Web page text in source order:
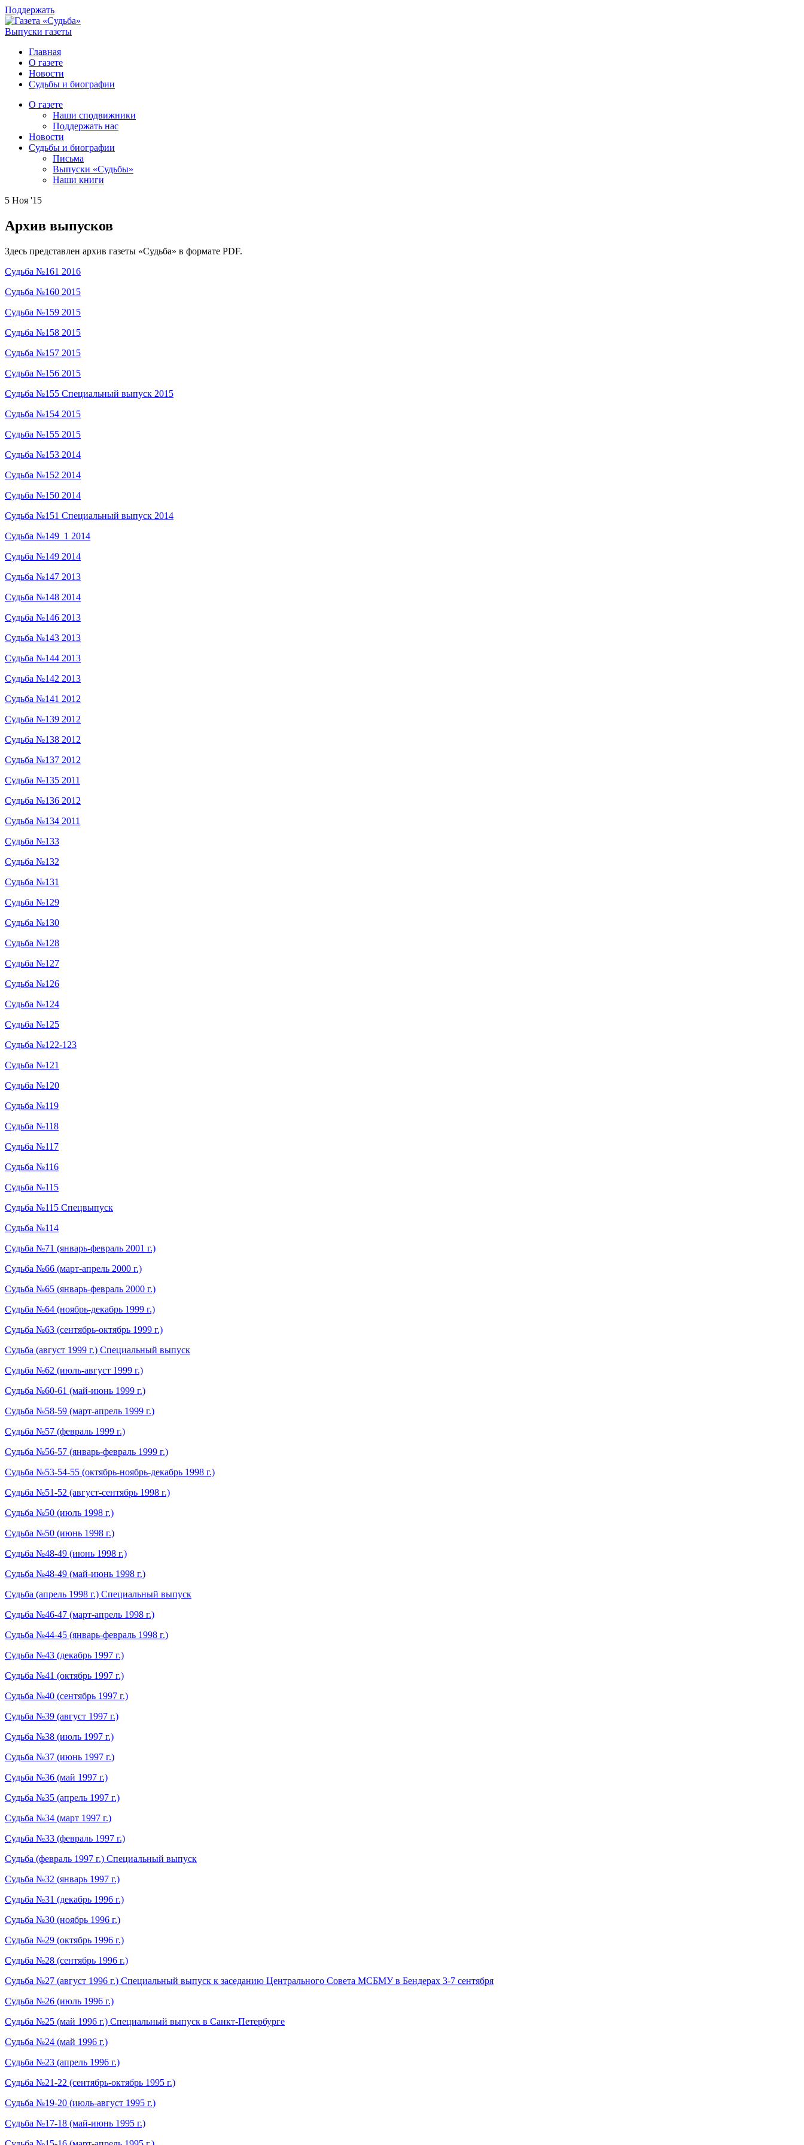
Поддержать
Выпуски газеты
Главная
О газете
Новости
Судьбы и биографии
О газете
Наши сподвижники
Поддержать нас
Новости
Судьбы и биографии
Письма
Выпуски «Судьбы»
Наши книги
5 Ноя '15
Архив выпусков
Здесь представлен архив газеты «Судьба» в формате PDF.
Судьба №161 2016
Судьба №160 2015
Судьба №159 2015
Судьба №158 2015
Судьба №157 2015
Судьба №156 2015
Судьба №155 Специальный выпуск 2015
Судьба №154 2015
Судьба №155 2015
Судьба №153 2014
Судьба №152 2014
Судьба №150 2014
Судьба №151 Специальный выпуск 2014
Судьба №149_1 2014
Судьба №149 2014
Судьба №147 2013
Судьба №148 2014
Судьба №146 2013
Судьба №143 2013
Судьба №144 2013
Судьба №142 2013
Судьба №141 2012
Судьба №139 2012
Судьба №138 2012
Судьба №137 2012
Судьба №135 2011
Судьба №136 2012
Судьба №134 2011
Судьба №133
Судьба №132
Судьба №131
Судьба №129
Судьба №130
Судьба №128
Судьба №127
Судьба №126
Судьба №124
Судьба №125
Судьба №122-123
Судьба №121
Судьба №120
Судьба №119
Судьба №118
Судьба №117
Судьба №116
Судьба №115
Судьба №115 Спецвыпуск
Судьба №114
Судьба №71 (январь-февраль 2001 г.)
Судьба №66 (март-апрель 2000 г.)
Судьба №65 (январь-февраль 2000 г.)
Судьба №64 (ноябрь-декабрь 1999 г.)
Судьба №63 (сентябрь-октябрь 1999 г.)
Судьба (август 1999 г.) Специальный выпуск
Судьба №62 (июль-август 1999 г.)
Судьба №60-61 (май-июнь 1999 г.)
Судьба №58-59 (март-апрель 1999 г.)
Судьба №57 (февраль 1999 г.)
Судьба №56-57 (январь-февраль 1999 г.)
Судьба №53-54-55 (октябрь-ноябрь-декабрь 1998 г.)
Судьба №51-52 (август-сентябрь 1998 г.)
Судьба №50 (июль 1998 г.)
Судьба №50 (июнь 1998 г.)
Судьба №48-49 (июнь 1998 г.)
Судьба №48-49 (май-июнь 1998 г.)
Судьба (апрель 1998 г.) Специальный выпуск
Судьба №46-47 (март-апрель 1998 г.)
Судьба №44-45 (январь-февраль 1998 г.)
Судьба №43 (декабрь 1997 г.)
Судьба №41 (октябрь 1997 г.)
Судьба №40 (сентябрь 1997 г.)
Судьба №39 (август 1997 г.)
Судьба №38 (июль 1997 г.)
Судьба №37 (июнь 1997 г.)
Судьба №36 (май 1997 г.)
Судьба №35 (апрель 1997 г.)
Судьба №34 (март 1997 г.)
Судьба №33 (февраль 1997 г.)
Судьба (февраль 1997 г.) Специальный выпуск
Судьба №32 (январь 1997 г.)
Судьба №31 (декабрь 1996 г.)
Судьба №30 (ноябрь 1996 г.)
Судьба №29 (октябрь 1996 г.)
Судьба №28 (сентябрь 1996 г.)
Судьба №27 (август 1996 г.) Специальный выпуск к заседанию Центрального Совета МСБМУ в Бендерах 3-7 сентября
Судьба №26 (июль 1996 г.)
Судьба №25 (май 1996 г.) Специальный выпуск в Санкт-Петербурге
Судьба №24 (май 1996 г.)
Судьба №23 (апрель 1996 г.)
Судьба №21-22 (сентябрь-октябрь 1995 г.)
Судьба №19-20 (июль-август 1995 г.)
Судьба №17-18 (май-июнь 1995 г.)